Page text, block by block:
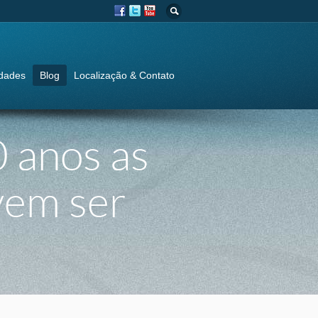
Blog Localização & Contato
anos as
ser